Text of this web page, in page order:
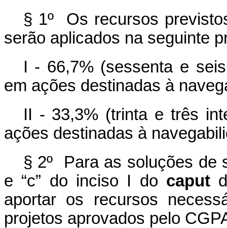
§ 1º Os recursos
serão aplicados na seguinte
I - 66,7% (sessenta e
em ações destinadas à
II - 33,3% (trinta e três
ações destinadas à
§ 2º Para as soluções de
e “c” do inciso I do caput
aportar os recursos
projetos aprovados pelo